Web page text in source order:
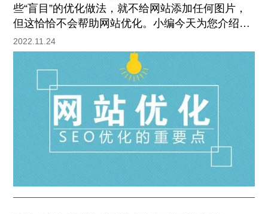
些“盲目”的优化做法，就不给网站添加任何图片，
但这恰恰不会帮助网站优化。小编今天为您介绍网
站添加图片的意义。 一、网站添加图片的优势 网
站主要由文字和图片组成。文字和图片都很重要。
一方面，图片可以使网站更漂亮，另一方面，也可
以更好地区分网站的各个部分。其中，网站图像最
重要的图像是网站文章的图像。好的文章既需要图
片也需要文字，并且需要合理安排网站代码和文
字，以达到更好的优化效果。
2022.11.24